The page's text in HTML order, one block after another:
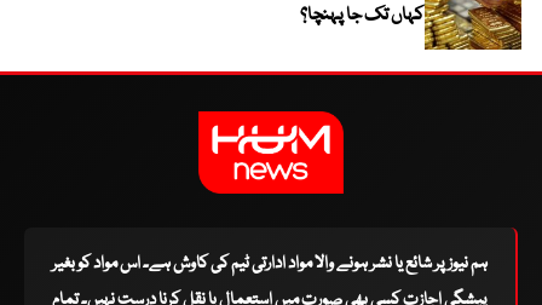
کہاں تک جا پہنچا؟
ہم نیوز پر شائع یا نشر ہونے والا مواد ادارتی ٹیم کی کاوش ہے۔ اس مواد کو بغیر